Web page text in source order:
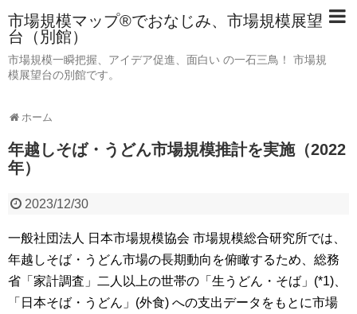
市場規模マップ®でおなじみ、市場規模展望
台（別館）
市場規模一瞬把握、アイデア促進、面白い の一石三鳥！ 市場規
模展望台の別館です。
ホーム
年越しそば・うどん市場規模推計を実施（2022
年）
2023/12/30
一般社団法人 日本市場規模協会 市場規模総合研究所では、
年越しそば・うどん市場の長期動向を俯瞰するため、総務
省「家計調査」二人以上の世帯の「生うどん・そば」(*1)、
「日本そば・うどん」(外食) への支出データをもとに市場